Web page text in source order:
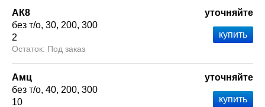
АК8
без т/о 30 200 300
2
Под заказ
уточняйте
Амц
без т/о 40 200 300
10
уточняйте